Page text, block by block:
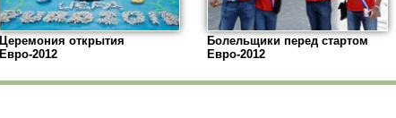
Церемония открытия
Евро-2012
Болельщики перед стартом
Евро-2012